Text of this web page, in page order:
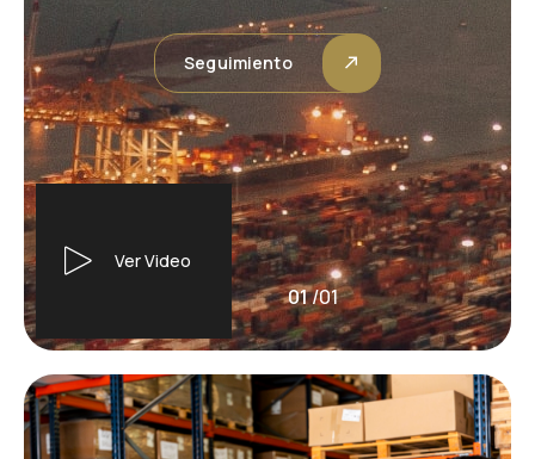
Seguimiento
01/01
Ver Video